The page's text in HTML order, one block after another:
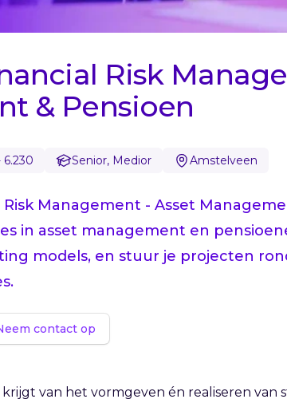
Risk
& Pensioen
6.230 Senior, Medior Amstelveen
Management - Asset
in asset management en
models, en stuur je projecten
contact op
van het vormgeven én realiseren van